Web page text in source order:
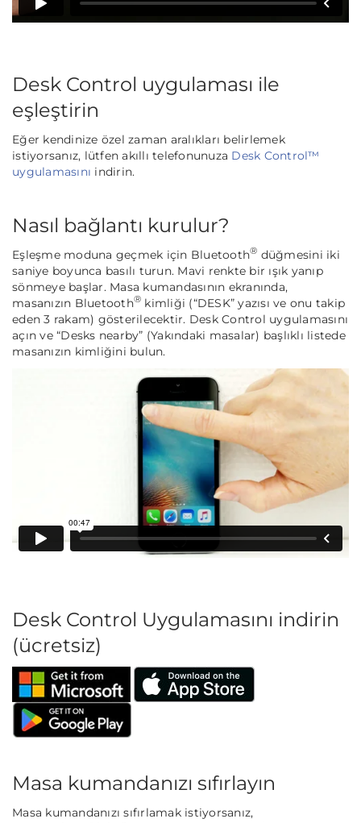
Desk Control uygulaması ile
eşleştirin
Eğer kendinize özel zaman aralıkları belirlemek
istiyorsanız, lütfen akıllı telefonunuza Desk Control™
uygulamasını indirin.
Nasıl bağlantı kurulur?
Eşleşme moduna geçmek için Bluetooth® düğmesini iki
saniye boyunca basılı turun. Mavi renkte bir ışık yanıp
sönmeye başlar. Masa kumandasının ekranında,
masanızın Bluetooth® kimliği (“DESK” yazısı ve onu takip
eden 3 rakam) gösterilecektir. Desk Control uygulamasını
açın ve “Desks nearby” (Yakındaki masalar) başlıklı listede
masanızın kimliğini bulun.
Desk Control Uygulamasını indirin
(ücretsiz)
Masa kumandanızı sıfırlayın
Masa kumandanızı sıfırlamak istiyorsanız,